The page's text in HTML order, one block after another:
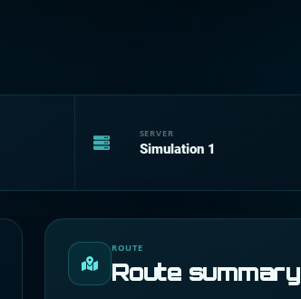
SERVER
Simulation 1
ROUTE
Route summary